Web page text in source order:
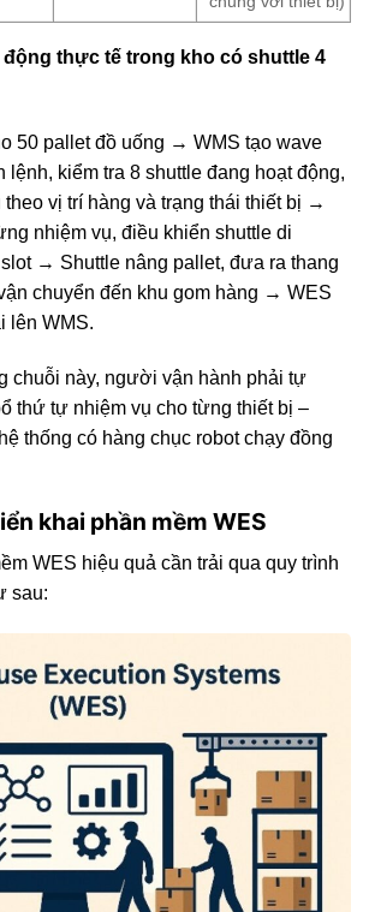
thực tế trong kho có shuttle 4
50 pallet đồ uống → WMS tạo wave
kiểm tra 8 shuttle đang hoạt động,
theo vị trí hàng và trạng thái thiết bị →
nhiệm vụ, điều khiển shuttle di
→ Shuttle nâng pallet, đưa ra thang
chuyển đến khu gom hàng → WES
lên WMS.
chuỗi này, người vận hành phải tự
thứ tự nhiệm vụ cho từng thiết bị –
thống có hàng chục robot chạy đồng
khai phần mềm WES
WES hiệu quả cần trải qua quy trình
sau: